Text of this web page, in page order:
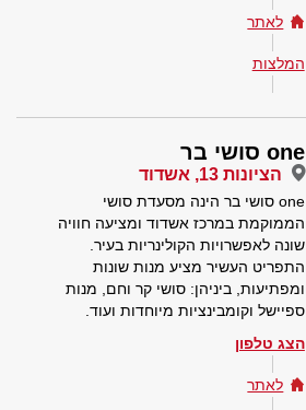
לאתר
המלצות
one סושי בר
הציונות 13, אשדוד
one סושי בר הינה מסעדת סושי
הממוקמת במרכז אשדוד ומציעה חוויה
שונה לאפשרויות הקולינריות בעיר.
התפריט העשיר מציע מנות שונות
ומפתיעות, ביניהן: סושי קר וחם, מנות
ספיישל וקומבינציות מיוחדות ועוד.
הצג טלפון
לאתר